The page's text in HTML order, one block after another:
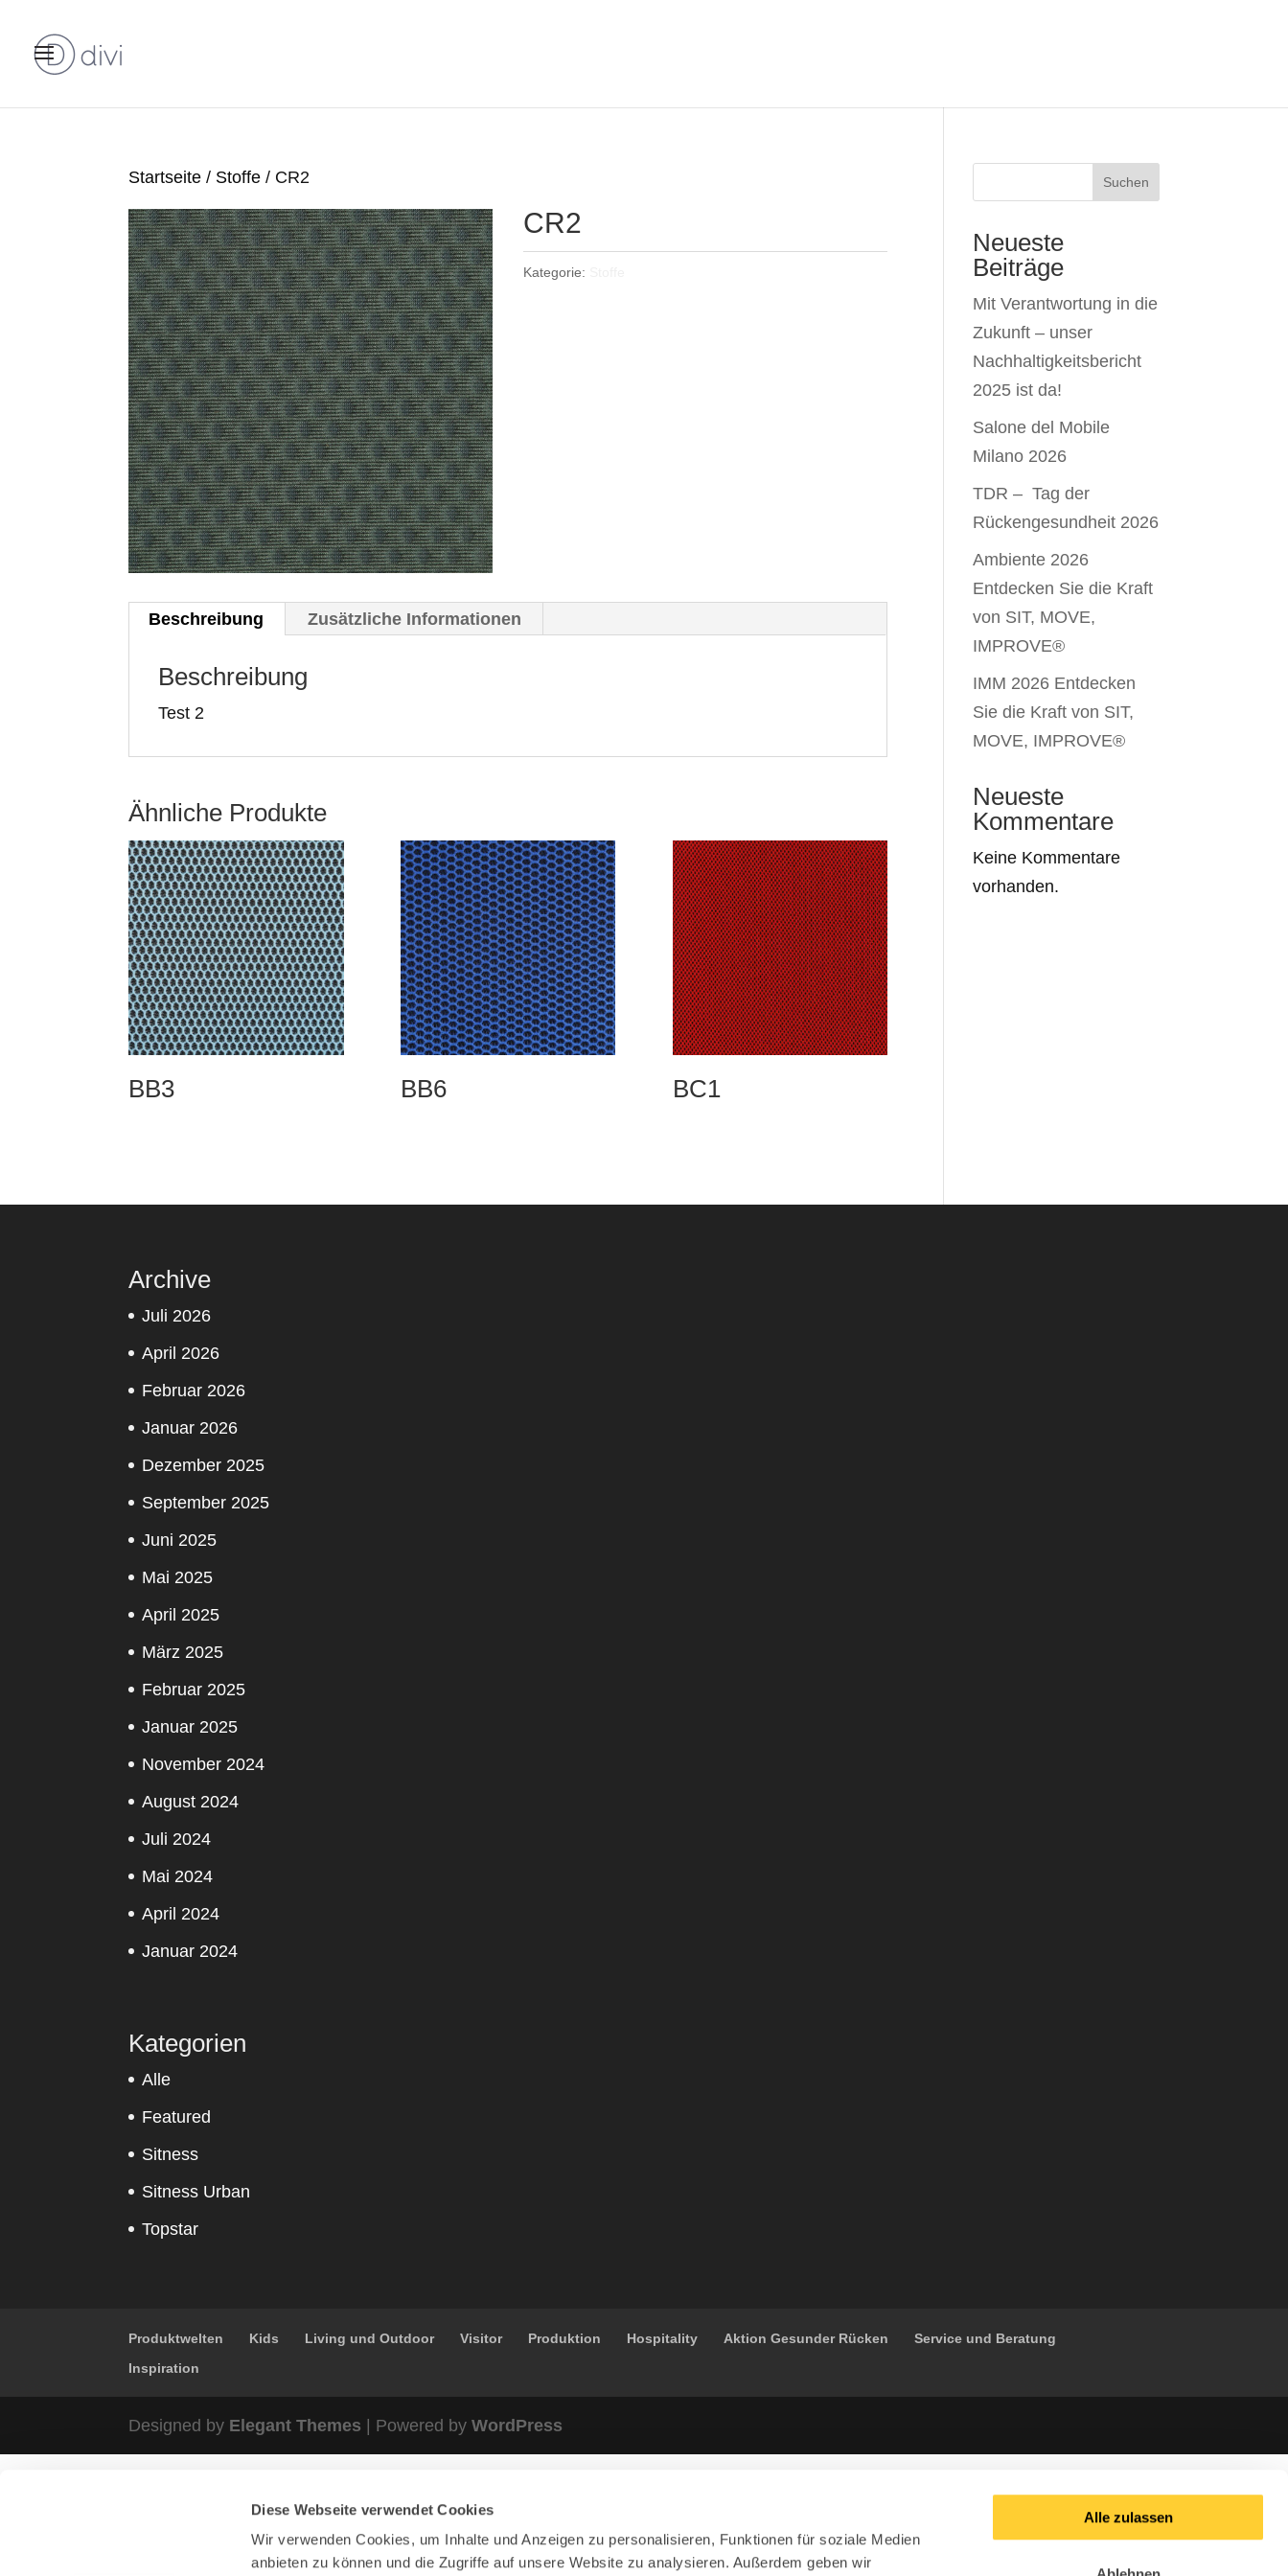
Diese Webseite verwendet Cookies
Wir verwenden Cookies, um Inhalte und Anzeigen zu personalisieren, Funktionen für soziale Medien
anbieten zu können und die Zugriffe auf unsere Website zu analysieren. Außerdem geben wir
Alle zulassen
Startseite / Stoffe / CR2
CR2
Kategorie:
Beschreibung Zusätzliche Informationen
Beschreibung
Test 2
Ähnliche Produkte
BB3 BB6 BC1
Suchen
Neueste
Beiträge
Mit Verantwortung in die
Zukunft – unser
Nachhaltigkeitsbericht
2025 ist da!
Salone del Mobile
Milano 2026
TDR – Tag der
Rückengesundheit 2026
Ambiente 2026
Entdecken Sie die Kraft
von SIT, MOVE,
IMPROVE®
IMM 2026 Entdecken
Sie die Kraft von SIT,
MOVE, IMPROVE®
Neueste
Kommentare
Keine Kommentare
vorhanden.
Archive
Juli 2026
April 2026
Februar 2026
Januar 2026
Dezember 2025
September 2025
Juni 2025
Mai 2025
April 2025
März 2025
Februar 2025
Januar 2025
November 2024
August 2024
Juli 2024
Mai 2024
April 2024
Januar 2024
Kategorien
Alle
Featured
Sitness
Sitness Urban
Topstar
Produktwelten Kids Living und Outdoor Visitor Produktion Hospitality Aktion Gesunder Rücken
Service und Beratung
Inspiration
Designed by Elegant Themes | Powered byWordPress